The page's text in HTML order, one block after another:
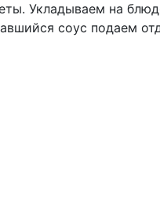
Укладываем на
соус подаем